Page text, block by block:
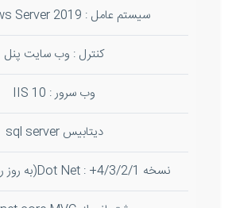
سیستم عامل : Windows Server 2019
کنترل : وب سایت پنل
وب سرور : IIS 10
دیتابیس sql server
نسخه Dot Net : +4/3/2/1(به روز رسانی خودکار)